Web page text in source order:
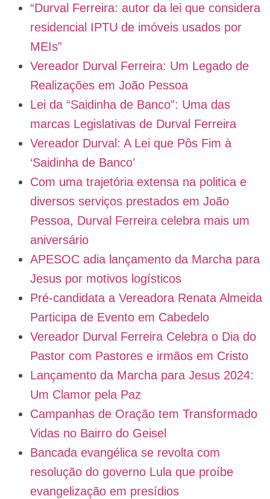
“Durval Ferreira: autor da lei que considera
residencial IPTU de imóveis usados por
MEIs”
Vereador Durval Ferreira: Um Legado de
Realizações em João Pessoa
Lei da “Saidinha de Banco”: Uma das
marcas Legislativas de Durval Ferreira
Vereador Durval: A Lei que Pôs Fim à
‘Saidinha de Banco’
Com uma trajetória extensa na politica e
diversos serviços prestados em João
Pessoa, Durval Ferreira celebra mais um
aniversário
APESOC adia lançamento da Marcha para
Jesus por motivos logísticos
Pré-candidata a Vereadora Renata Almeida
Participa de Evento em Cabedelo
Vereador Durval Ferreira Celebra o Dia do
Pastor com Pastores e irmãos em Cristo
Lançamento da Marcha para Jesus 2024:
Um Clamor pela Paz
Campanhas de Oração tem Transformado
Vidas no Bairro do Geisel
Bancada evangélica se revolta com
resolução do governo Lula que proíbe
evangelização em presídios